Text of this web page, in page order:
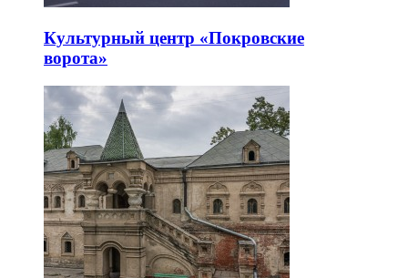
Культурный центр «Покровские
ворота»